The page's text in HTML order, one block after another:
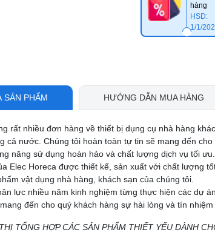
hàng
HSD:
1/1/
SẢN PHẨM HƯỚNG DẪN MUA HÀNG
rất nhiều đơn hàng về thiết bị dụng cụ nhà hàng
cả nước. Chúng tôi hoàn toàn tự tin sẽ mang đến
năng sử dụng hoàn hảo và chất lượng dịch vụ tối ưu.
Elec Horeca được thiết kế, sản xuất với chất lượng
vật dụng nhà hàng, khách sạn của chúng tôi.
lực nhiều năm kinh nghiệm từng thực hiện các dự
đến cho quý khách hàng sự hài lòng và tín nhiệm
TỔNG HỢP CÁC SẢN PHẨM THIẾT YẾU DÀNH